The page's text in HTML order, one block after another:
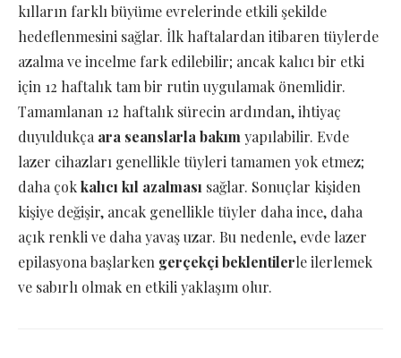
kılların farklı büyüme evrelerinde etkili şekilde
hedeflenmesini sağlar. İlk haftalardan itibaren tüylerde
azalma ve incelme fark edilebilir; ancak kalıcı bir etki
için 12 haftalık tam bir rutin uygulamak önemlidir.
Tamamlanan 12 haftalık sürecin ardından, ihtiyaç
duyuldukça ara seanslarla bakım yapılabilir. Evde
lazer cihazları genellikle tüyleri tamamen yok etmez;
daha çokkalıcı kıl azalması sağlar. Sonuçlar kişiden
kişiye değişir, ancak genellikle tüyler daha ince, daha
açık renkli ve daha yavaş uzar. Bu nedenle, evde lazer
epilasyona başlarken gerçekçi beklentilerle ilerlemek
ve sabırlı olmak en etkili yaklaşım olur.